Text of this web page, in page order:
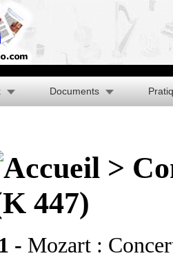
Documents
>
447)
1 - Mozart :